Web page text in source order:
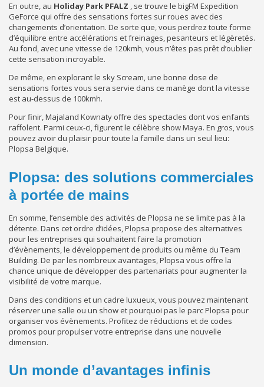
En outre, au Holiday Park PFALZ , se trouve le bigFM Expedition
GeForce qui offre des sensations fortes sur roues avec des
changements d’orientation. De sorte que, vous perdrez toute forme
d’équilibre entre accélérations et freinages, pesanteurs et légèretés.
Au fond, avec une vitesse de 120kmh, vous n’êtes pas prêt d’oublier
cette sensation incroyable.
De même, en explorant le sky Scream, une bonne dose de
sensations fortes vous sera servie dans ce manège dont la vitesse
est au-dessus de 100kmh.
Pour finir, Majaland Kownaty offre des spectacles dont vos enfants
raffolent. Parmi ceux-ci, figurent le célèbre show Maya. En gros, vous
pouvez avoir du plaisir pour toute la famille dans un seul lieu:
Plopsa Belgique.
Plopsa: des solutions commerciales
à portée de mains
En somme, l’ensemble des activités de Plopsa ne se limite pas à la
détente. Dans cet ordre d’idées, Plopsa propose des alternatives
pour les entreprises qui souhaitent faire la promotion
d’évènements, le développement de produits ou même du Team
Building. De par les nombreux avantages, Plopsa vous offre la
chance unique de développer des partenariats pour augmenter la
visibilité de votre marque.
Dans des conditions et un cadre luxueux, vous pouvez maintenant
réserver une salle ou un show et pourquoi pas le parc Plopsa pour
organiser vos évènements. Profitez de réductions et de codes
promos pour propulser votre entreprise dans une nouvelle
dimension.
Un monde d’avantages infinis